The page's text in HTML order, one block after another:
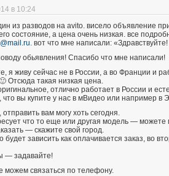
в 10:24
из разводов на avito. висело объявление
состояние, а цена очень низкая. все
. вот что мне написали: «Здравствуйте!
обьявления! Спасибо что мне написали!
я живу сейчас не в России, а во Франции и
Отсюда такая низкая цена.
отлично работает в России и
что вы купите у нас в мВидео или например в
вам могу хоть сегодня.
что то еще или другая модель —
— скажите свой город.
будет зависить как оплачивается заказ, во
— задавайте!
можем связаться по телефону.